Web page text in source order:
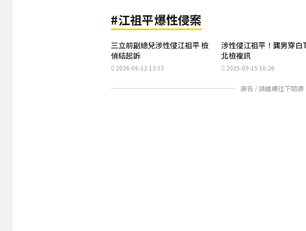
#江祖平爆性侵案
三立前副總兒涉性侵江祖平 檢
偵結起訴
2026-06-12 13:53
涉性侵江祖平！龔男穿白
北檢複訊
2025-09-15 16:26
廣告 / 請繼續往下閱讀